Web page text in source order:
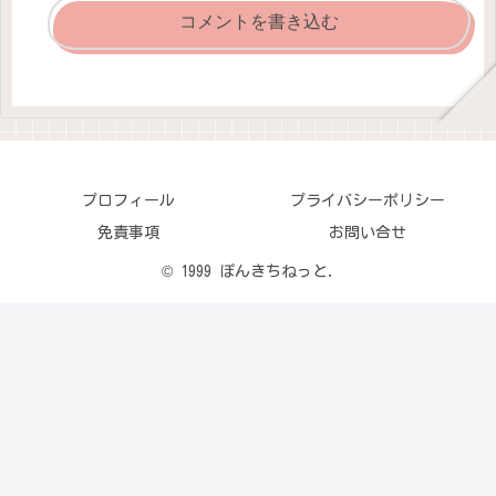
コメントを書き込む
プロフィール プライバシーポリシー
免責事項 お問い合せ
© 1999 ぽんきちねっと.